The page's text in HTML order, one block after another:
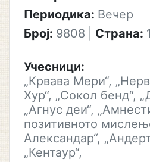
Периодика: Вечер
Број: 9808 Страна:
Учесници:
„Крвава Мери“,
Хур“, „Сокол бенд“,
„Агнус деи“,
позитивното
Александар“,
„Кентаур“,